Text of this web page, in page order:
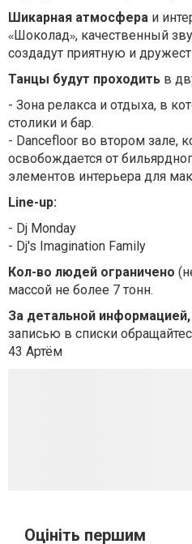
Шикарная атмосфера и
«Шоколад», качественный
создадут приятную и
Танцы будут проходить в
- Зона релакса и отдыха, в
столики и бар.
- Dancefloor во втором зале,
освобождается от
элементов интерьера для
Line-up:
- Dj Monday
- Dj's Imagination Family
Кол-во людей ограничено
массой не более 7 тонн.
За детальной информацией,
записью в списки
43 Артём
Оцініть першим